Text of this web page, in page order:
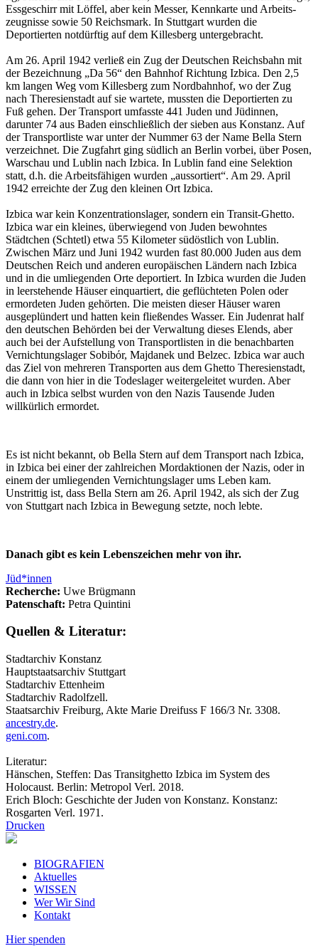
Essgeschirr mit Löffel, aber kein Messer, Kennkarte und Arbeits­
zeugnisse sowie 50 Reichsmark. In Stuttgart wurden die
Deportierten notdürftig auf dem Killesberg untergebracht.
Am 26. April 1942 verließ ein Zug der Deutschen Reichsbahn mit
der Bezeichnung „Da 56“ den Bahnhof Richtung Izbica. Den 2,5
km langen Weg vom Killesberg zum Nordbahnhof, wo der Zug
nach Theresienstadt auf sie wartete, mussten die Deportierten zu
Fuß gehen. Der Transport umfasste 441 Juden und Jüdinnen,
darunter 74 aus Baden einschließlich der sieben aus Konstanz. Auf
der Transportliste war unter der Nummer 63 der Name Bella Stern
verzeichnet. Die Zugfahrt ging südlich an Berlin vorbei, über Posen,
Warschau und Lublin nach Izbica. In Lublin fand eine Selektion
statt, d.h. die Arbeitsfähigen wurden „aussortiert“. Am 29. April
1942 erreichte der Zug den kleinen Ort Izbica.
Izbica war kein Konzentrationslager, sondern ein Transit-Ghetto.
Izbica war ein kleines, überwiegend von Juden bewohntes
Städtchen (Schtetl) etwa 55 Kilometer südöstlich von Lublin.
Zwischen März und Juni 1942 wurden fast 80.000 Juden aus dem
Deutschen Reich und anderen europäischen Ländern nach Izbica
und in die umliegenden Orte deportiert. In Izbica wurden die Juden
in leerstehende Häuser einquartiert, die geflüchteten Polen oder
ermordeten Juden gehörten. Die meisten dieser Häuser waren
ausgeplündert und hatten kein fließendes Wasser. Ein Judenrat half
den deutschen Behörden bei der Verwaltung dieses Elends, aber
auch bei der Aufstellung von Transportlisten in die benachbarten
Vernichtungslager Sobibόr, Majdanek und Belzec. Izbica war auch
das Ziel von mehreren Transporten aus dem Ghetto Theresienstadt,
die dann von hier in die Todeslager weitergeleitet wurden. Aber
auch in Izbica selbst wurden von den Nazis Tausende Juden
willkürlich ermordet.
Es ist nicht bekannt, ob Bella Stern auf dem Transport nach Izbica,
in Izbica bei einer der zahlreichen Mordaktionen der Nazis, oder in
einem der umliegenden Vernichtungslager ums Leben kam.
Unstrittig ist, dass Bella Stern am 26. April 1942, als sich der Zug
von Stuttgart nach Izbica in Bewegung setzte, noch lebte.
Danach gibt es kein Lebenszeichen mehr von ihr.
Jüd*innen
Recherche: Uwe Brügmann
Patenschaft: Petra Quintini
Quellen & Literatur:
Stadtarchiv Konstanz
Hauptstaatsarchiv Stuttgart
Stadtarchiv Ettenheim
Stadtarchiv Radolfzell.
Staatsarchiv Freiburg, Akte Marie Dreifuss F 166/3 Nr. 3308.
ancestry.de.
geni.com.
Literatur:
Hänschen, Steffen: Das Transitghetto Izbica im System des
Holocaust. Berlin: Metropol Verl. 2018.
Erich Bloch: Geschichte der Juden von Konstanz. Konstanz:
Rosgarten Verl. 1971.
Drucken
BIOGRAFIEN
Aktuelles
WISSEN
Wer Wir Sind
Kontakt
Hier spenden